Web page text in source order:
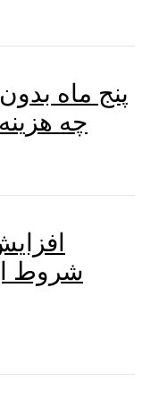
پنج ماه
چه
شروط